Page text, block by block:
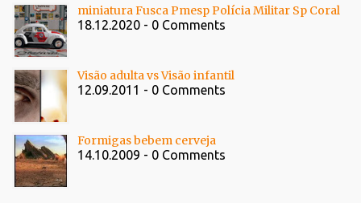
miniatura Fusca Pmesp Polícia Militar Sp Coral
18.12.2020 - 0 Comments
Visão adulta vs Visão infantil
12.09.2011 - 0 Comments
Formigas bebem cerveja
14.10.2009 - 0 Comments